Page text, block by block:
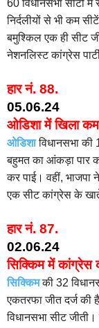
60 विधानसभा सीटों
निर्दलीयों से भी कम
बमुश्किल एक ही सीट
नेशनलिस्ट कांग्रेस
हार नं. 88.
05.06.24
ओडिशा में खिला
ओडिशाविधानसभा की
बहुमत का आंकड़ा पार
कर पाई। वहीं,
एक सीट कांग्रेस के
हार नं. 87.
02.06.24
सिक्किम में कांग्रेस
सिक्किमकी 32
एकतरफा जीत दर्ज की
विधानसभा सीट